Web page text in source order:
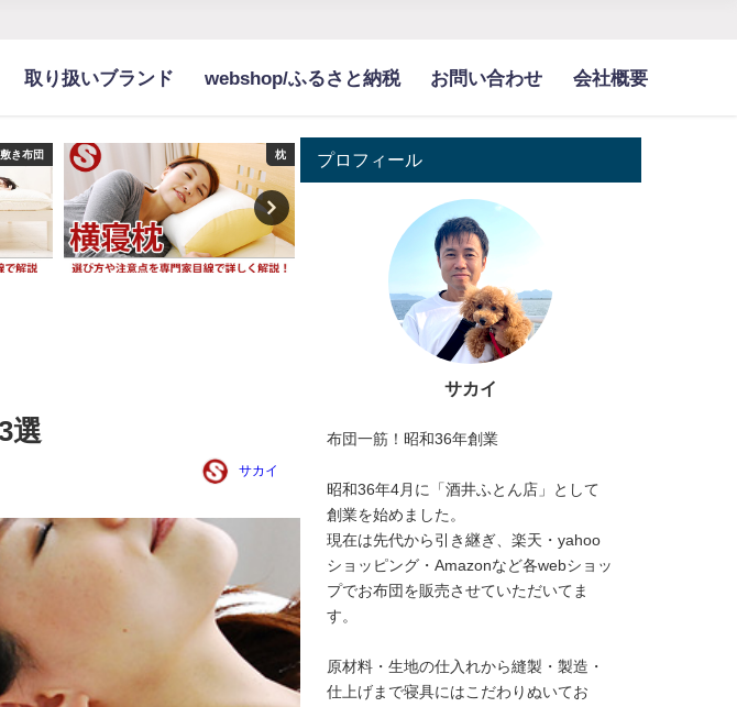
取り扱いブランド webshop/ふるさと納税 お問い合わせ 会社概要
敷き布団 枕
選
サカイ
プロフィール
サカイ
布団一筋！昭和36年創業
昭和36年4月に「酒井ふとん店」として
創業を始めました。
現在は先代から引き継ぎ、楽天・yahoo
ショッピング・Amazonなど各webショッ
プでお布団を販売させていただいてま
す。
原材料・生地の仕入れから縫製・製造・
仕上げまで寝具にはこだわりぬいてお